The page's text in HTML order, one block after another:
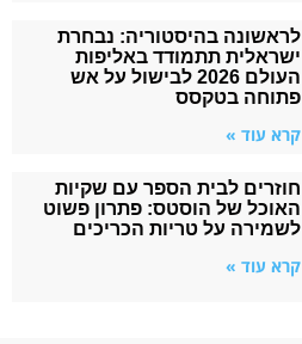
לראשונה בהיסטוריה: נבחרת
ישראלית תתמודד באליפות
העולם 2026 לבישול על אש
פתוחה בטקסס
קרא עוד »
חוזרים לבית הספר עם שקיות
האוכל של הוסטס: פתרון פשוט
לשמירה על טריות הכריכים
קרא עוד »